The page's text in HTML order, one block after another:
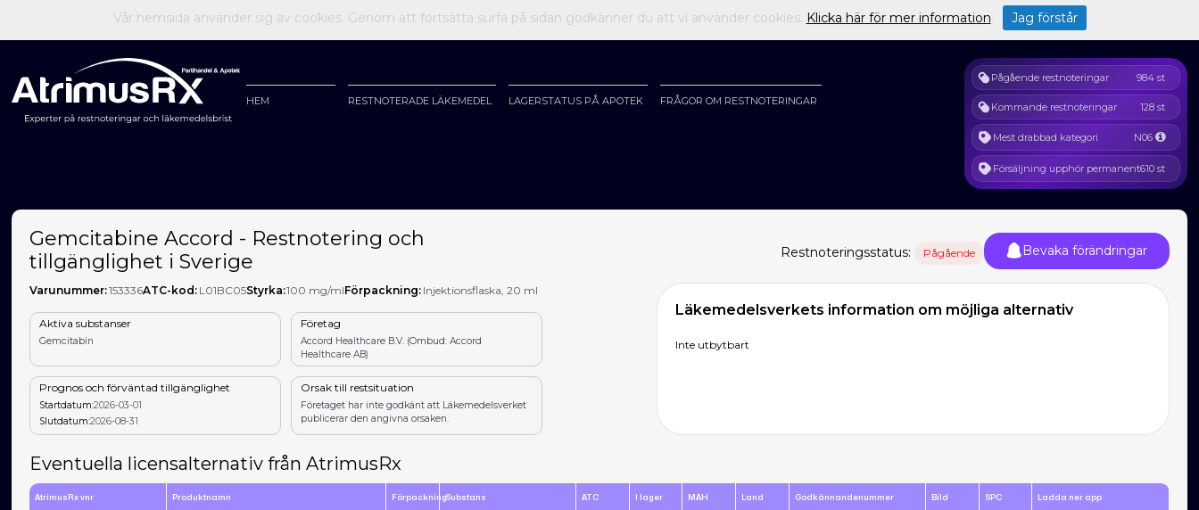
HEM RESTNOTERADE LÄKEMEDEL LAGERSTATUS PÅ APOTEK FRÅGOR OM RESTNOTERINGAR
Pågående restnoteringar 984 st
Kommande restnoteringar 128 st
Mest drabbad kategori N06
Försäljning upphör permanent610 st
Gemcitabine Accord - Restnotering och
tillgänglighet i Sverige
Restnoteringsstatus: Pågående Bevaka förändringar
Varunummer:153336ATC-kod: L01BC05Styrka:100 mg/mlFörpackning: Injektionsflaska, 20 ml
Aktiva substanser
Gemcitabin
Företag
Accord Healthcare B.V. (Ombud: Accord
Healthcare AB)
Prognos och förväntad tillgänglighet
Startdatum:2026-03-01
Slutdatum:2026-08-31
Orsak till restsituation
Företaget har inte godkänt att Läkemedelsverket
publicerar den angivna orsaken.
Läkemedelsverkets information om möjliga alternativ
Inte utbytbart
Eventuella licensalternativ från AtrimusRx
AtrimusRx vnr Produktnamn FörpackningSubstans ATC I lager MAH Land Godkännandenummer Bild SPC Ladda ner app
Vår hemsida använder sig av cookies. Genom att fortsätta surfa på sidan godkänner du att vi använder cookies. Klicka här för mer information. Jag förstår